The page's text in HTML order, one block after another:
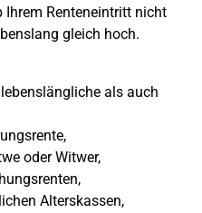
Ihrem Renteneintritt nicht
gleich hoch.
als auch
oder Witwer,
Alterskassen,